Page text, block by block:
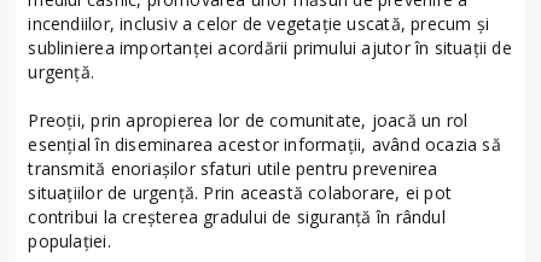
incendiilor, inclusiv a celor de vegetație uscată, precum și
sublinierea importanței acordării primului ajutor în situații de
urgență.
Preoții, prin apropierea lor de comunitate, joacă un rol
esențial în diseminarea acestor informații, având ocazia să
transmită enoriașilor sfaturi utile pentru prevenirea
situațiilor de urgență. Prin această colaborare, ei pot
contribui la creșterea gradului de siguranță în rândul
populației.